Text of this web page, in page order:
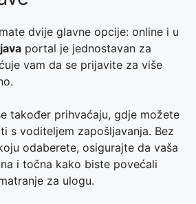
dvije glavne opcije: online i u
portal je jednostavan za
vam da se prijavite za više
također prihvaćaju, gdje možete
s voditeljem zapošljavanja. Bez
odaberete, osigurajte da vaša
i točna kako biste povećali
za ulogu.